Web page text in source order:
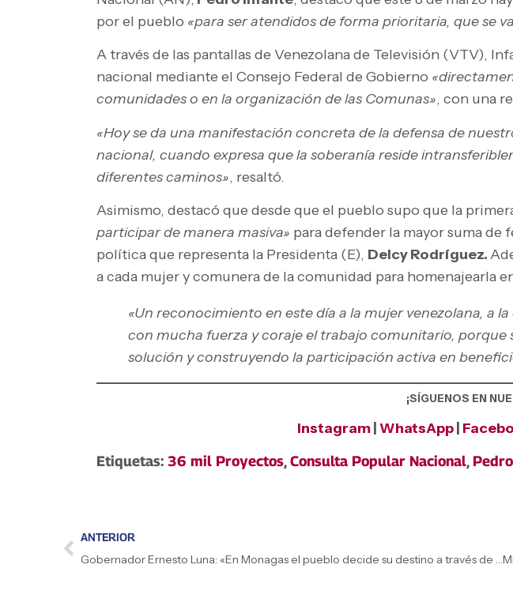
por el pueblo «para ser atendidos de forma prioritaria, que se
A través de las pantallas de Venezolana de Televisión (VTV),
nacional mediante el Consejo Federal de Gobierno
comunidades o en la organización de las Comunas», con una
«Hoy se da una manifestación concreta de la defensa de
nacional, cuando expresa que la soberanía reside
diferentes caminos», resaltó.
Asimismo, destacó que desde que el pueblo supo que la
participar de manera masiva» para defender la mayor suma
política que representa la Presidenta (E), Delcy Rodríguez.
a cada mujer y comunera de la comunidad para homenajearla
«Un reconocimiento en este día a la mujer venezolana, a
con mucha fuerza y coraje el trabajo comunitario, porque
solución y construyendo la participación activa en
¡SÍGUENOS EN
Instagram WhatsApp
Etiquetas: 36 mil Proyectos,Consulta Popular Nacional,
ANTERIOR
Gobernador Ernesto Luna: «En Monagas el pueblo decide su destino a través de la Consulta Popular Nacional 2026»